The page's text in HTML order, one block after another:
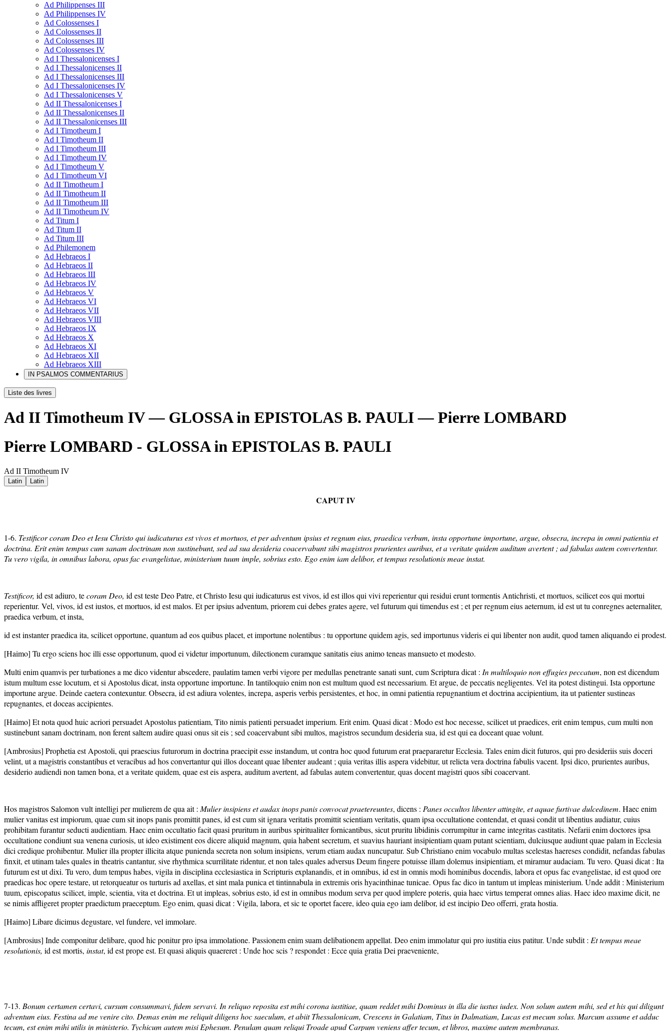
Ad Philippenses III
Ad Philippenses IV
Ad Colossenses I
Ad Colossenses II
Ad Colossenses III
Ad Colossenses IV
Ad I Thessalonicenses I
Ad I Thessalonicenses II
Ad I Thessalonicenses III
Ad I Thessalonicenses IV
Ad I Thessalonicenses V
Ad II Thessalonicenses I
Ad II Thessalonicenses II
Ad II Thessalonicenses III
Ad I Timotheum I
Ad I Timotheum II
Ad I Timotheum III
Ad I Timotheum IV
Ad I Timotheum V
Ad I Timotheum VI
Ad II Timotheum I
Ad II Timotheum II
Ad II Timotheum III
Ad II Timotheum IV
Ad Titum I
Ad Titum II
Ad Titum III
Ad Philemonem
Ad Hebraeos I
Ad Hebraeos II
Ad Hebraeos III
Ad Hebraeos IV
Ad Hebraeos V
Ad Hebraeos VI
Ad Hebraeos VII
Ad Hebraeos VIII
Ad Hebraeos IX
Ad Hebraeos X
Ad Hebraeos XI
Ad Hebraeos XII
Ad Hebraeos XIII
IN PSALMOS COMMENTARIUS
Liste des livres
Ad II Timotheum IV — GLOSSA in EPISTOLAS B. PAULI — Pierre LOMBARD
Pierre LOMBARD - GLOSSA in EPISTOLAS B. PAULI
Ad II Timotheum IV
Latin Latin
CAPUT IV
1-6. Testificor coram Deo et Iesu Christo qui iudicaturus est vivos et mortuos, et per adventum ipsius et regnum eius, praedica verbum, insta opportune importune, argue, obsecra, increpa in omni patientia et
doctrina. Erit enim tempus cum sanam doctrinam non sustinebunt, sed ad sua desideria coacervabunt sibi magistros prurientes auribus, et a veritate quidem auditum avertent ; ad fabulas autem convertentur.
Tu vero vigila, in omnibus labora, opus fac evangelistae, ministerium tuum imple, sobrius esto. Ego enim iam delibor, et tempus resolutionis meae instat.
Testificor, id est adiuro, tecoram Deo, id est teste Deo Patre, et Christo Iesu qui iudicaturus est vivos, id est illos qui vivi reperientur qui residui erunt tormentis Antichristi, et mortuos, scilicet eos qui mortui
reperientur. Vel, vivos, id est iustos, et mortuos, id est malos. Et per ipsius adventum, priorem cui debes grates agere, vel futurum qui timendus est ; et per regnum eius aeternum, id est ut tu conregnes aeternaliter,
praedica verbum, et insta,
id est instanter praedica ita, scilicet opportune, quantum ad eos quibus placet, et importune nolentibus : tu opportune quidem agis, sed importunus videris ei qui libenter non audit, quod tamen aliquando ei prodest.
[Haimo] Tu ergo sciens hoc illi esse opportunum, quod ei videtur importunum, dilectionem curamque sanitatis eius animo teneas mansueto et modesto.
Multi enim quamvis per turbationes a me dico videntur abscedere, paulatim tamen verbi vigore per medullas penetrante sanati sunt, cum Scriptura dicat : In multiloquio non effugies peccatum, non est dicendum
istum multum esse locutum, et si Apostolus dicat, insta opportune importune. In tantiloquio enim non est multum quod est necessarium. Et argue, de peccatis negligentes. Vel ita potest distingui. Ista opportune
importune argue. Deinde caetera contexuntur. Obsecra, id est adiura volentes, increpa, asperis verbis persistentes, et hoc, in omni patientia repugnantium et doctrina accipientium, ita ut patienter sustineas
repugnantes, et doceas accipientes.
[Haimo] Et nota quod huic acriori persuadet Apostolus patientiam, Tito nimis patienti persuadet imperium. Erit enim. Quasi dicat : Modo est hoc necesse, scilicet ut praedices, erit enim tempus, cum multi non
sustinebunt sanam doctrinam, non ferent saltem audire quasi onus sit eis ; sed coacervabunt sibi multos, magistros secundum desideria sua, id est qui ea doceant quae volunt.
[Ambrosius] Prophetia est Apostoli, qui praescius futurorum in doctrina praecipit esse instandum, ut contra hoc quod futurum erat praepararetur Ecclesia. Tales enim dicit futuros, qui pro desideriis suis doceri
velint, ut a magistris constantibus et veracibus ad hos convertantur qui illos doceant quae libenter audeant ; quia veritas illis aspera videbitur, ut relicta vera doctrina fabulis vacent. Ipsi dico, prurientes auribus,
desiderio audiendi non tamen bona, et a veritate quidem, quae est eis aspera, auditum avertent, ad fabulas autem convertentur, quas docent magistri quos sibi coacervant.
Hos magistros Salomon vult intelligi per mulierem de qua ait : Mulier insipiens et audax inops panis convocat praetereuntes, dicens : Panes occultos libenter attingite, et aquae furtivae dulcedinem. Haec enim
mulier vanitas est impiorum, quae cum sit inops panis promittit panes, id est cum sit ignara veritatis promittit scientiam veritatis, quam ipsa occultatione contendat, et quasi condit ut libentius audiatur, cuius
prohibitam furantur seducti audientiam. Haec enim occultatio facit quasi pruritum in auribus spiritualiter fornicantibus, sicut pruritu libidinis corrumpitur in carne integritas castitatis. Nefarii enim doctores ipsa
occultatione condiunt sua venena curiosis, ut ideo existiment eos dicere aliquid magnum, quia habent secretum, et suavius hauriant insipientiam quam putant scientiam, dulciusque audiunt quae palam in Ecclesia
dici credique prohibentur. Mulier illa propter illicita atque punienda secreta non solum insipiens, verum etiam audax nuncupatur. Sub Christiano enim vocabulo multas scelestas haereses condidit, nefandas fabulas
finxit, et utinam tales quales in theatris cantantur, sive rhythmica scurrilitate ridentur, et non tales quales adversus Deum fingere potuisse illam dolemus insipientiam, et miramur audaciam. Tu vero. Quasi dicat : Ita
futurum est ut dixi. Tu vero, dum tempus habes, vigila in disciplina ecclesiastica in Scripturis explanandis, et in omnibus, id est in omnis modi hominibus docendis, labora et opus fac evangelistae, id est quod ore
praedicas hoc opere testare, ut retorqueatur os turturis ad axellas, et sint mala punica et tintinnabula in extremis oris hyacinthinae tunicae. Opus fac dico in tantum ut impleas ministerium. Unde addit : Ministerium
tuum, episcopatus scilicet, imple, scientia, vita et doctrina. Et ut impleas, sobrius esto, id est in omnibus modum serva per quod implere poteris, quia haec virtus temperat omnes alias. Haec ideo maxime dicit, ne
se nimis affligeret propter praedictum praeceptum. Ego enim, quasi dicat : Vigila, labora, et sic te oportet facere, ideo quia ego iam delibor, id est incipio Deo offerri, grata hostia.
[Haimo] Libare dicimus degustare, vel fundere, vel immolare.
[Ambrosius] Inde componitur delibare, quod hic ponitur pro ipsa immolatione. Passionem enim suam delibationem appellat. Deo enim immolatur qui pro iustitia eius patitur. Unde subdit : Et tempus meae
resolutionis, id est mortis, instat, id est prope est. Et quasi aliquis quaereret : Unde hoc scis ? respondet : Ecce quia gratia Dei praeveniente,
7-13. Bonum certamen certavi, cursum consummavi, fidem servavi. In reliquo reposita est mihi corona iustitiae, quam reddet mihi Dominus in illa die iustus iudex. Non solum autem mihi, sed et his qui diligunt
adventum eius. Festina ad me venire cito. Demas enim me reliquit diligens hoc saeculum, et abiit Thessalonicam, Crescens in Galatiam, Titus in Dalmatiam, Lucas est mecum solus. Marcum assume et adduc
tecum, est enim mihi utilis in ministerio. Tychicum autem misi Ephesum. Penulam quam reliqui Troade apud Carpum veniens affer tecum, et libros, maxime autem membranas.